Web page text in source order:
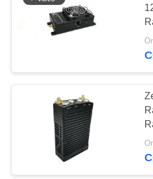
CONTACT
MET
VRAAG